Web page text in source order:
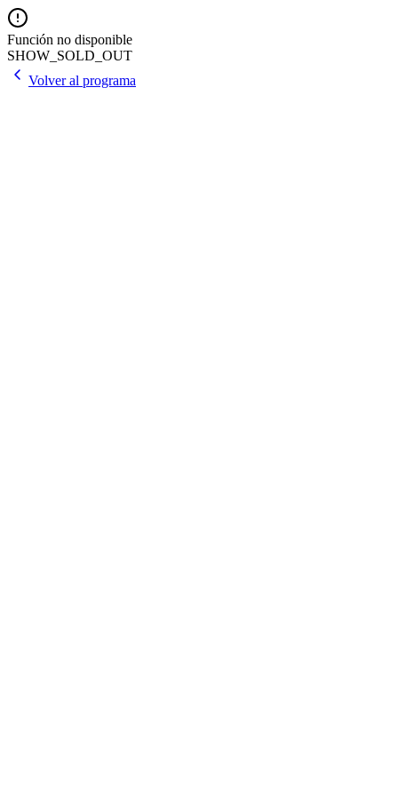
Función no disponible
SHOW_SOLD_OUT
Volver al programa